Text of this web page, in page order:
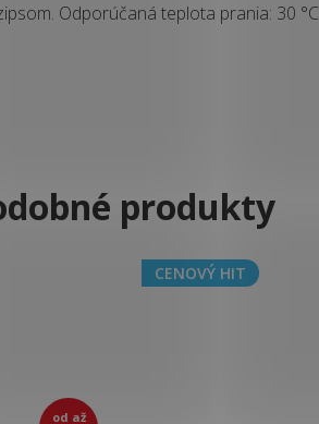
od až
CENOVÝ HIT
Odporúčaná teplota prania: 30 °C